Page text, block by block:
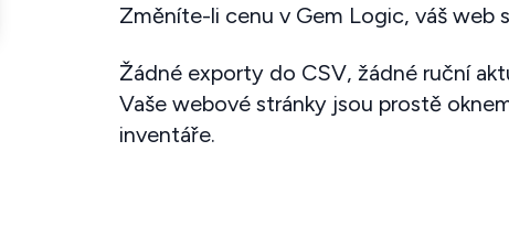
Změníte-li cenu v Gem Logic, váš web
Žádné exporty do CSV, žádné ruční
Vaše webové stránky jsou prostě
inventáře.